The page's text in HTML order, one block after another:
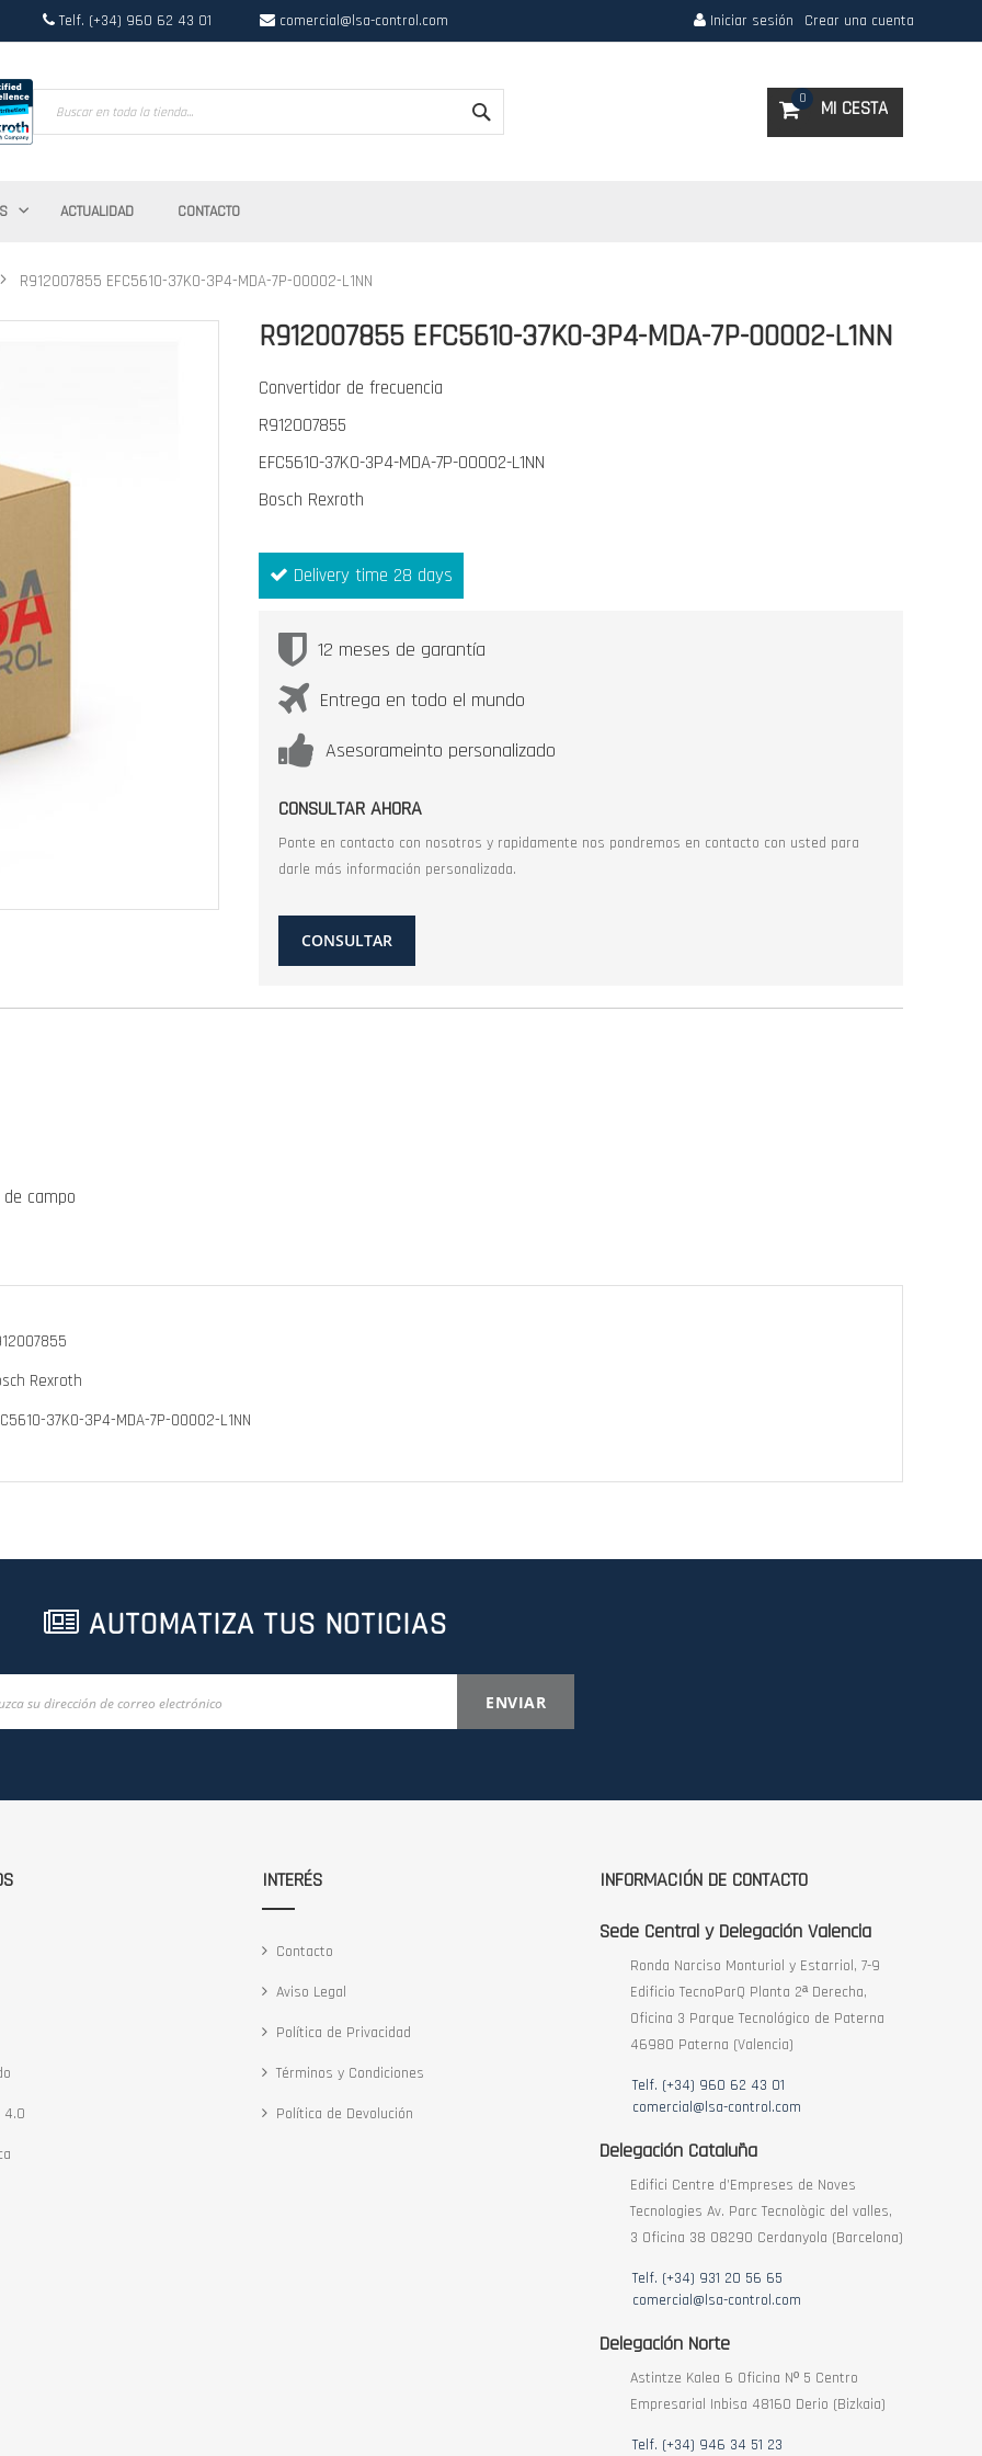
Telf. (+34) 960 62 43 01 comercial@lsa-control.com Iniciar sesión Crear una cuenta
MI CESTA
0
ACTUALIDAD CONTACTO
R912007855 EFC5610-37K0-3P4-MDA-7P-00002-L1NN
R912007855 EFC5610-37K0-3P4-MDA-7P-00002-L1NN
Convertidor de frecuencia
R912007855
EFC5610-37K0-3P4-MDA-7P-00002-L1NN
Bosch Rexroth
Delivery time 28 days
12 meses de garantía
Entrega en todo el mundo
Asesorameinto personalizado
CONSULTAR AHORA
Ponte en contacto con nosotros y rapidamente nos pondremos en contacto con usted para
darle más información personalizada.
CONSULTAR
campo
Rexroth
37K0-3P4-MDA-7P-00002-L1NN
AUTOMATIZA TUS NOTICIAS
ENVIAR
4.0
INTERÉS
Contacto
Aviso Legal
Política de Privacidad
Términos y Condiciones
Política de Devolución
INFORMACIÓN DE CONTACTO
Sede Central y Delegación Valencia
Ronda Narciso Monturiol y Estarriol, 7-9
Edificio TecnoParQ Planta 2ª Derecha,
Oficina 3 Parque Tecnológico de Paterna
46980 Paterna (Valencia)
Telf. (+34) 960 62 43 01
comercial@lsa-control.com
Delegación Cataluña
Edifici Centre d’Empreses de Noves
Tecnologies Av. Parc Tecnològic del valles,
3 Oficina 38 08290 Cerdanyola (Barcelona)
Telf. (+34) 931 20 56 65
comercial@lsa-control.com
Delegación Norte
Astintze Kalea 6 Oficina Nº 5 Centro
Empresarial Inbisa 48160 Derio (Bizkaia)
Telf. (+34) 946 34 51 23